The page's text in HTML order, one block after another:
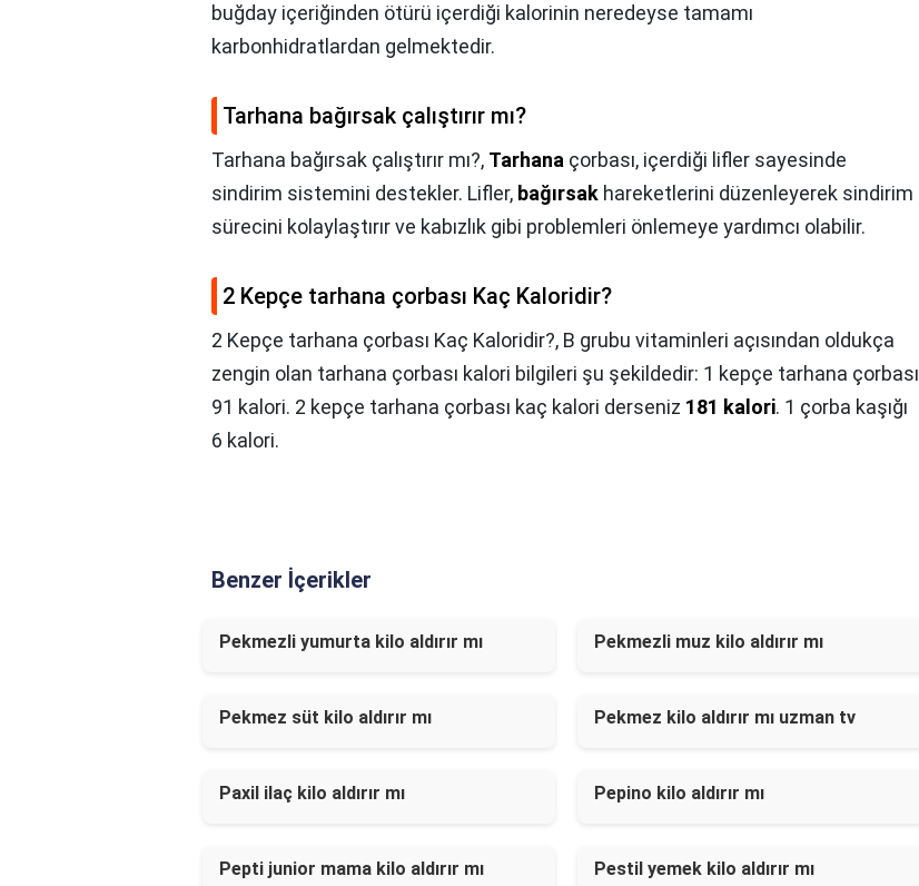
buğday içeriğinden ötürü içerdiği kalorinin neredeyse tamamı
karbonhidratlardan gelmektedir.
Tarhana bağırsak çalıştırır mı?
Tarhana bağırsak çalıştırır mı?, Tarhana çorbası, içerdiği lifler sayesinde
sindirim sistemini destekler. Lifler, bağırsak hareketlerini düzenleyerek sindirim
sürecini kolaylaştırır ve kabızlık gibi problemleri önlemeye yardımcı olabilir.
2 Kepçe tarhana çorbası Kaç Kaloridir?
2 Kepçe tarhana çorbası Kaç Kaloridir?, B grubu vitaminleri açısından oldukça
zengin olan tarhana çorbası kalori bilgileri şu şekildedir: 1 kepçe tarhana çorbası
91 kalori. 2 kepçe tarhana çorbası kaç kalori derseniz 181 kalori. 1 çorba kaşığı
6 kalori.
Benzer İçerikler
Pekmezli yumurta kilo aldırır mı Pekmezli muz kilo aldırır mı
Pekmez süt kilo aldırır mı Pekmez kilo aldırır mı uzman tv
Paxil ilaç kilo aldırır mı Pepino kilo aldırır mı
Pepti junior mama kilo aldırır mı Pestil yemek kilo aldırır mı